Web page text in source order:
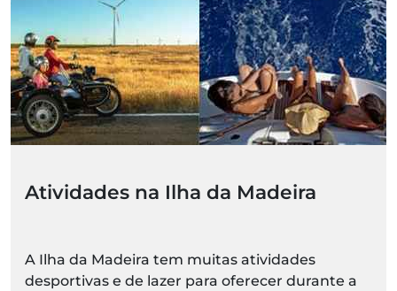
Atividades na Ilha da Madeira
A Ilha da Madeira tem muitas atividades
desportivas e de lazer para oferecer durante a